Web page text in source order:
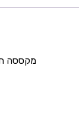
מקססה